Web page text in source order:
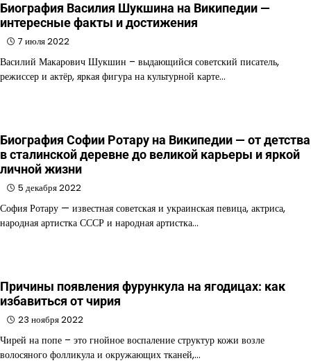
Биография Василия Шукшина на Википедии —
интересные факты и достижения
7 июля 2022
Василий Макарович Шукшин – выдающийся советский писатель,
режиссер и актёр, яркая фигура на культурной карте…
Биография Софии Ротару на Википедии — от детства
в сталинской деревне до великой карьеры и яркой
личной жизни
5 декабря 2022
София Ротару — известная советская и украинская певица, актриса,
народная артистка СССР и народная артистка…
Причины появления фурункула на ягодицах: как
избавиться от чирия
23 ноября 2022
Чирей на попе – это гнойное воспаление структур кожи возле
волосяного фолликула и окружающих тканей,…